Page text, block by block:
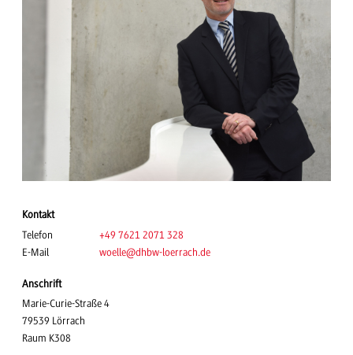
Kontakt
Telefon
+49 7621 2071 328
E-Mail
woelle@dhbw-loerrach.de
Anschrift
Marie-Curie-Straße 4
79539 Lörrach
Raum K308